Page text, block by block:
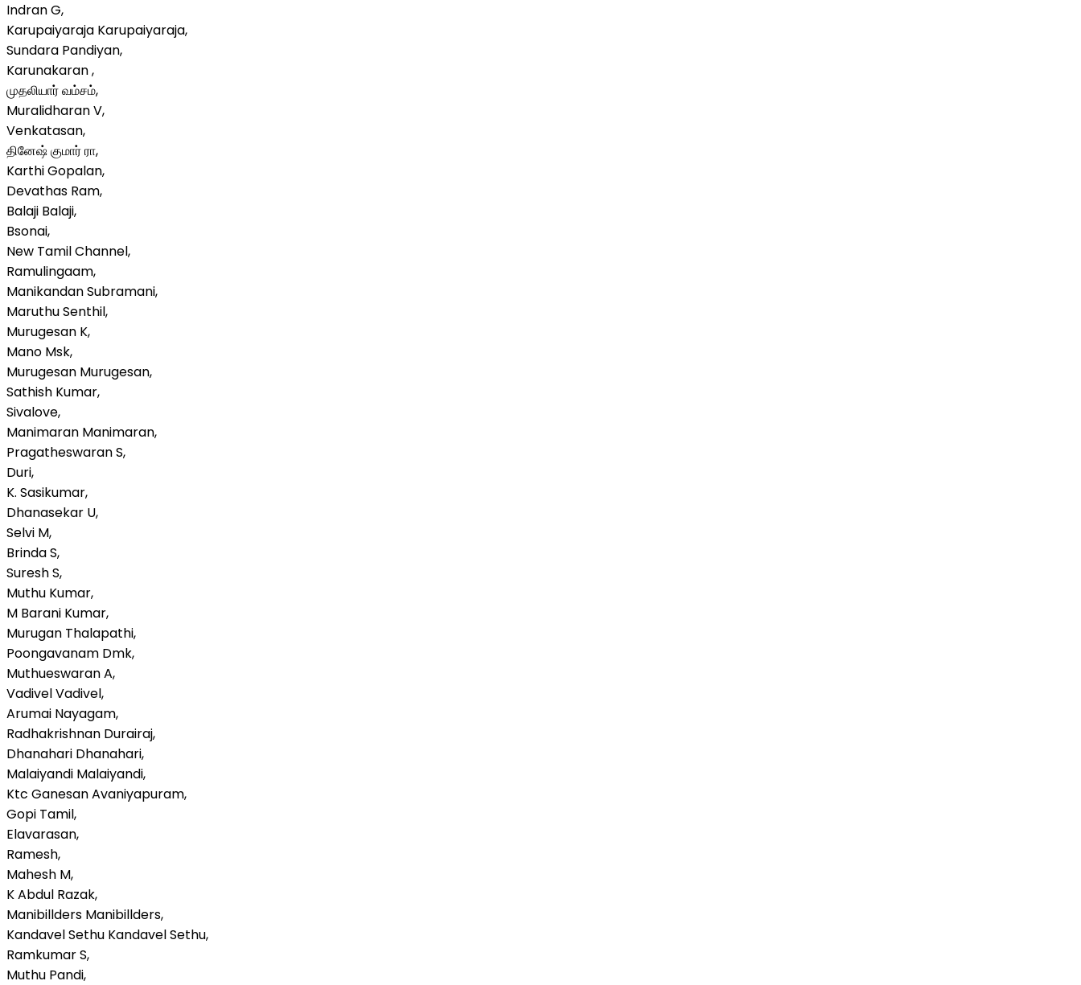
Indran G,
Karupaiyaraja Karupaiyaraja,
Sundara Pandiyan,
Karunakaran ,
முதலியார் வம்சம்,
Muralidharan V,
Venkatasan,
தினேஷ் குமார் ரா,
Karthi Gopalan,
Devathas Ram,
Balaji Balaji,
Bsonai,
New Tamil Channel,
Ramulingaam,
Manikandan Subramani,
Maruthu Senthil,
Murugesan K,
Mano Msk,
Murugesan Murugesan,
Sathish Kumar,
Sivalove,
Manimaran Manimaran,
Pragatheswaran S,
Duri,
K. Sasikumar,
Dhanasekar U,
Selvi M,
Brinda S,
Suresh S,
Muthu Kumar,
M Barani Kumar,
Murugan Thalapathi,
Poongavanam Dmk,
Muthueswaran A,
Vadivel Vadivel,
Arumai Nayagam,
Radhakrishnan Durairaj,
Dhanahari Dhanahari,
Malaiyandi Malaiyandi,
Ktc Ganesan Avaniyapuram,
Gopi Tamil,
Elavarasan,
Ramesh,
Mahesh M,
K Abdul Razak,
Manibillders Manibillders,
Kandavel Sethu Kandavel Sethu,
Ramkumar S,
Muthu Pandi,